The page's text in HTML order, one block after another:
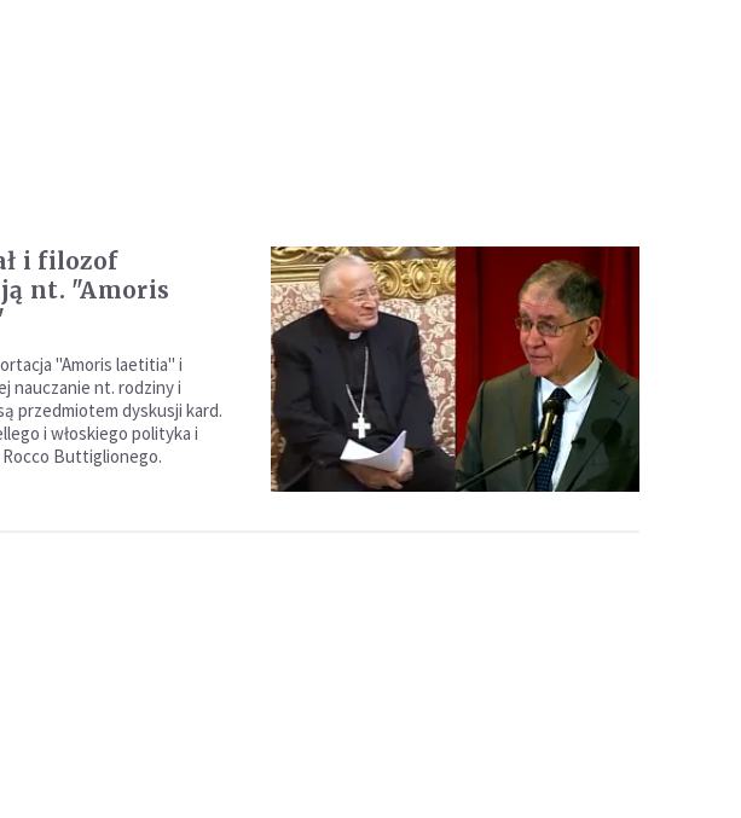
i filozof
nt. "Amoris
"Amoris laetitia" i
nauczanie nt. rodziny i
przedmiotem dyskusji kard.
i włoskiego polityka i
Buttiglionego.